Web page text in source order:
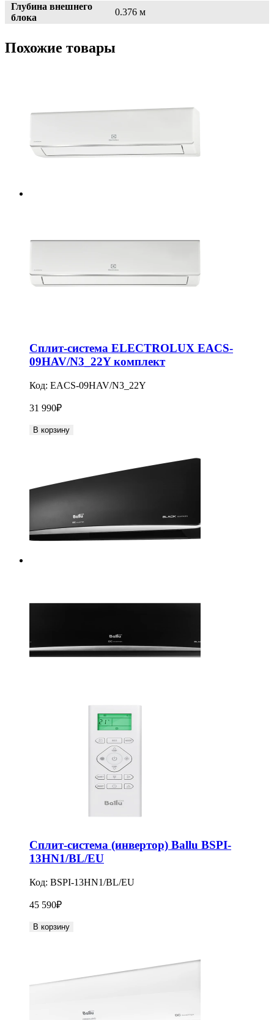
Глубина внешнего
блока
0.376 м
Похожие товары
Сплит-система ELECTROLUX EACS-
09HAV/N3_22Y комплект
Код: EACS-09HAV/N3_22Y
31 990₽
В корзину
Сплит-система (инвертор) Ballu BSPI-
13HN1/BL/EU
Код: BSPI-13HN1/BL/EU
45 590₽
В корзину